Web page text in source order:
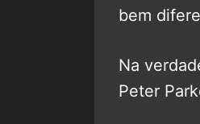
bem
Na
Peter